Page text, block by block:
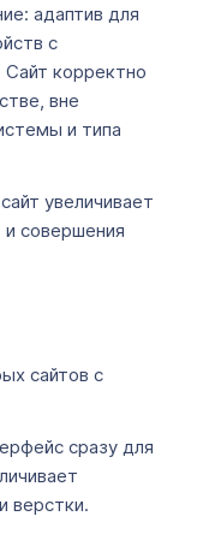
адаптив для
с
корректно
вне
и типа
увеличивает
и совершения
сайтов с
сразу для
верстки.